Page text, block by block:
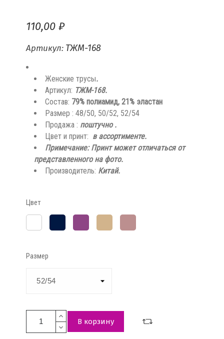
110,00 ₽
Артикул: ТЖМ-168
Женские трусы.
Артикул: ТЖМ-168.
Состав: 79% полиамид, 21% эластан
Размер : 48/50, 50/52, 52/54
Продажа : поштучно.
Цвет и принт: в ассортименте.
Примечание: Принт может отличаться от
представленного на фото.
Производитель: Китай.
Цвет
синий
бежевыйкоричневый
Размер
В корзину